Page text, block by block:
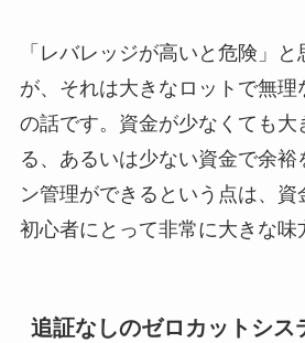
「レバレッジが高いと危険」
が、それは大きなロットで無理
の話です。資金が少なくても大
る、あるいは少ない資金で余裕
ン管理ができるという点は、資
初心者にとって非常に大きな味
追証なしのゼロカットシス